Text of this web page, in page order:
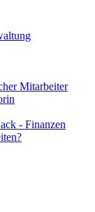
Mitarbeiter
- Finanzen